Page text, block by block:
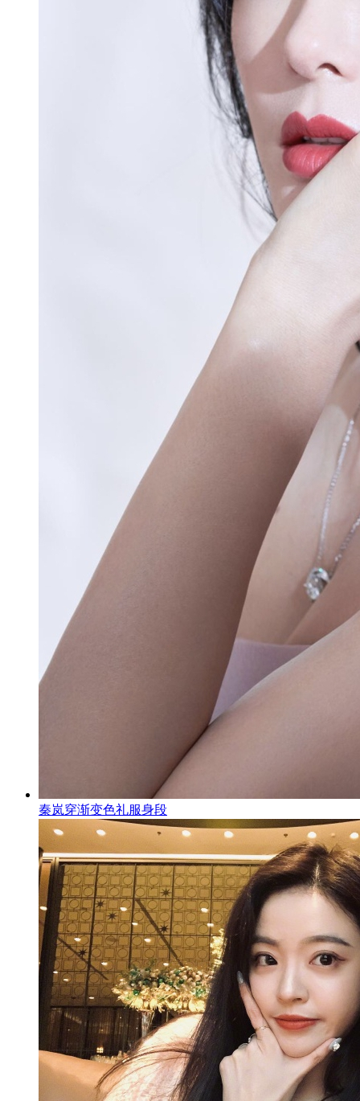
秦岚穿渐变色礼服身段